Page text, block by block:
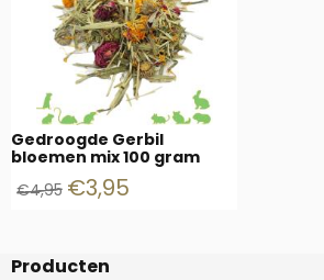
Gedroogde Gerbil
bloemen mix 100 gram
€4,95 €3,95
Producten